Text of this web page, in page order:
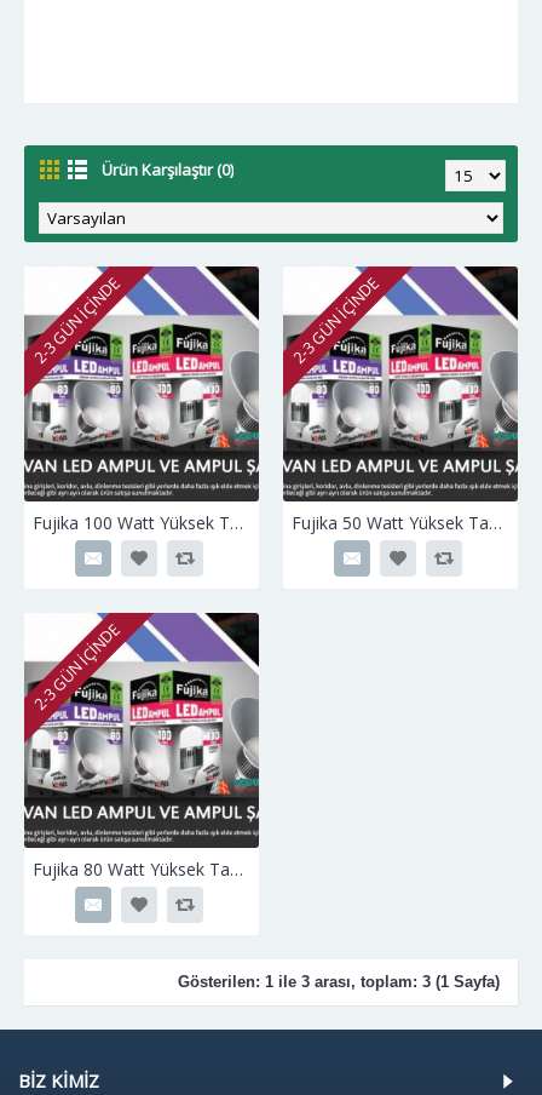
Ürün Karşılaştır (0)
2-3 GÜN IÇINDE
Fujika 100 Watt Yüksek Tavan Led Ampü ve Şapkası
2-3 GÜN IÇINDE
Fujika 50 Watt Yüksek Tavan Led Ampü ve Şapkası
2-3 GÜN IÇINDE
Fujika 80 Watt Yüksek Tavan Led Ampü ve Şapkası
Gösterilen: 1 ile 3 arası, toplam: 3 (1 Sayfa)
BIZ KIMIZ